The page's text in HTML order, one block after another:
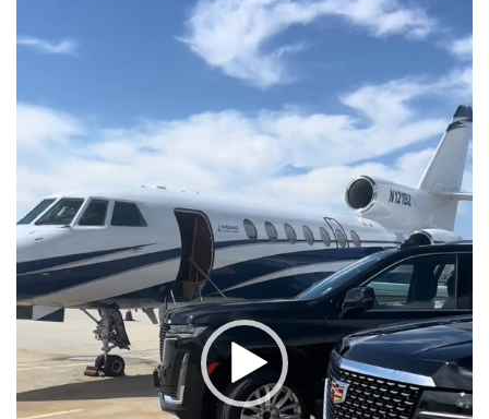
الفيديو